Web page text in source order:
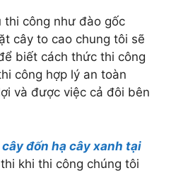
thi công như đào gốc
cây to cao chung tôi sẽ
biết cách thức thi công
công hợp lý an toàn
và được việc cả đôi bên
đốn hạ cây xanh tại
khi thi công chúng tôi